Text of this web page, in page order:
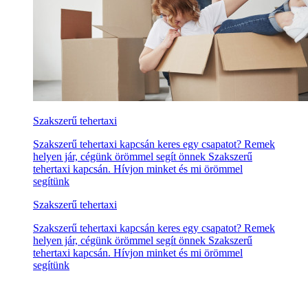
Szakszerű tehertaxi
Szakszerű tehertaxi kapcsán keres egy csapatot? Remek
helyen jár, cégünk örömmel segít önnek Szakszerű
tehertaxi kapcsán. Hívjon minket és mi örömmel
segítünk
Szakszerű tehertaxi
Szakszerű tehertaxi kapcsán keres egy csapatot? Remek
helyen jár, cégünk örömmel segít önnek Szakszerű
tehertaxi kapcsán. Hívjon minket és mi örömmel
segítünk